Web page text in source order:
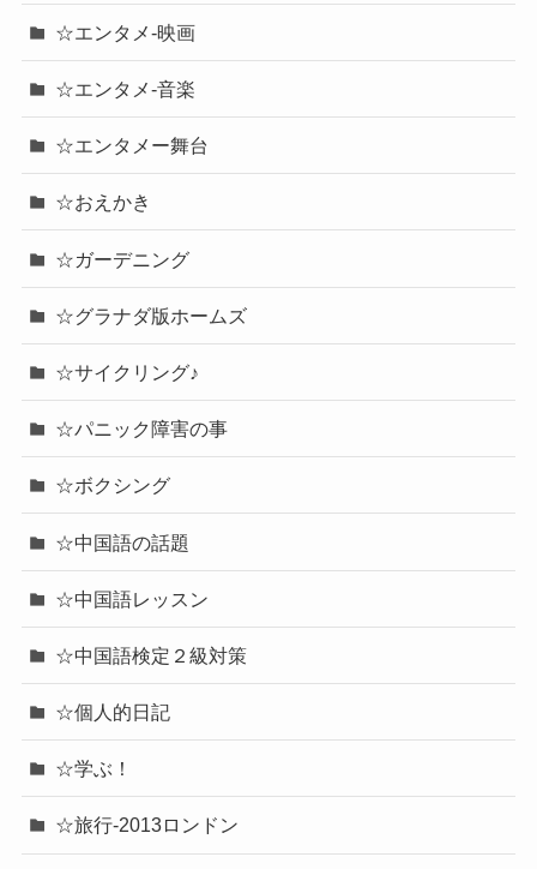
☆エンタメ-映画
☆エンタメ-音楽
☆エンタメー舞台
☆おえかき
☆ガーデニング
☆グラナダ版ホームズ
☆サイクリング♪
☆パニック障害の事
☆ボクシング
☆中国語の話題
☆中国語レッスン
☆中国語検定２級対策
☆個人的日記
☆学ぶ！
☆旅行-2013ロンドン